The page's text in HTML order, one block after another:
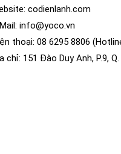
codienlanh.com
info@yoco.vn
thoại: 08 6295 8806
chỉ: 151 Đào Duy Anh, P.9,